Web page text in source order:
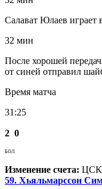
Салават Юлаев играет
32 мин
После хорошей
от синей отправил
Время матча
31:25
2 0
БОЛ
Изменение счета:
59. Хьяльмарссон